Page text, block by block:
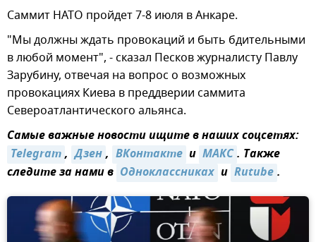
Саммит НАТО пройдет 7-8 июля в Анкаре.
"Мы должны ждать провокаций и быть бдительными
в любой момент", - сказал Песков журналисту Павлу
Зарубину, отвечая на вопрос о возможных
провокациях Киева в преддверии саммита
Североатлантического альянса.
Самые важные новости ищите в наших соцсетях:
Telegram, Дзен, ВКонтакте и MAКС. Также
следите за нами в Одноклассниках и Rutube.